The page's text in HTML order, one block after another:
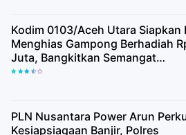
Kodim 0103/Aceh Utara Siapkan
Menghias Gampong Berhadiah
Juta, Bangkitkan Semangat
Kemerdekaan hingga Pelosok
PLN Nusantara Power Arun
Kesiapsiagaan Banjir, Polres